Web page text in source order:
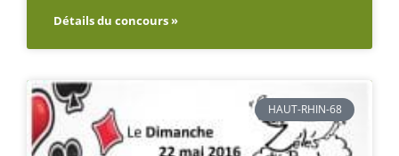
Détails du concours »
HAUT-RHIN-68